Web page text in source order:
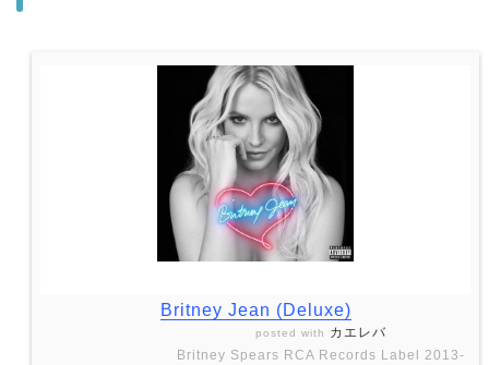
Britney Jean (Deluxe)
posted with カエレバ
Britney Spears RCA Records Label 2013-